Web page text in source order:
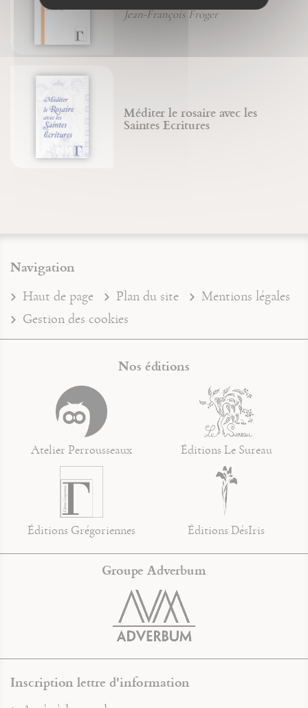
Jean-François Froger
Méditer le rosaire avec les
Saintes Ecritures
Navigation
Haut de page Plan du site
Mentions légales
Gestion des cookies
Nos éditions
Atelier Perrousseaux Éditions Le Sureau
Éditions Grégoriennes Éditions DésIris
Groupe Adverbum
Inscription lettre d'information